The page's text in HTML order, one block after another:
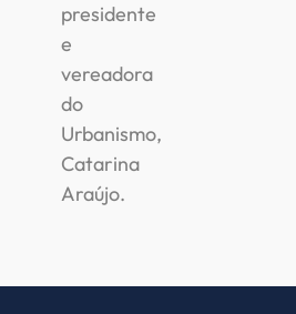
presidente
e
vereadora
do
Urbanismo,
Catarina
Araújo.